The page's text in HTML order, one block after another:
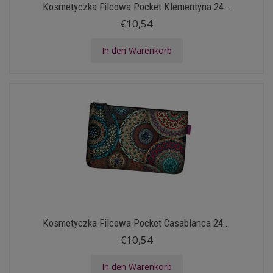
Kosmetyczka Filcowa Pocket Klementyna 24...
€10,54
In den Warenkorb
Kosmetyczka Filcowa Pocket Casablanca 24...
€10,54
In den Warenkorb